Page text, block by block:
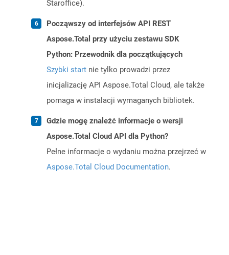
Staroffice).
Począwszy od interfejsów API REST
Aspose.Total przy użyciu zestawu SDK
Python: Przewodnik dla początkujących
Szybki start nie tylko prowadzi przez
inicjalizację API Aspose.Total Cloud, ale także
pomaga w instalacji wymaganych bibliotek.
Gdzie mogę znaleźć informacje o wersji
Aspose.Total Cloud API dla Python?
Pełne informacje o wydaniu można przejrzeć w
Aspose.Total Cloud Documentation.